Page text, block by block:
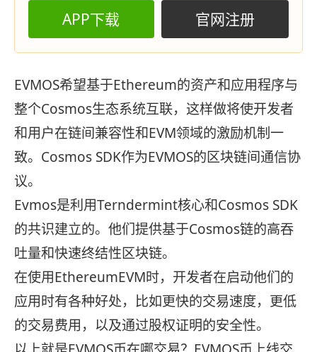
APP下载 官网注册
EVMOS希望基于Ethereum的资产和应用程序与
整个Cosmos生态系统互联，这样做将使开发者
和用户在链间兼容性和EVM领域的激励机制一
致。Cosmos SDK作为EVMOS的区块链间通信协
议。
Evmos是利用Terndermint核心和Cosmos SDK
的共识建立的。他们提供基于Cosmos链的高吞
吐量和快速终结性区块链。
在使用EthereumEVM时，开发者在启动他们的
应用时有各种好处，比如更快的交易速度，更低
的交易费用，以及通过股权证明的安全性。